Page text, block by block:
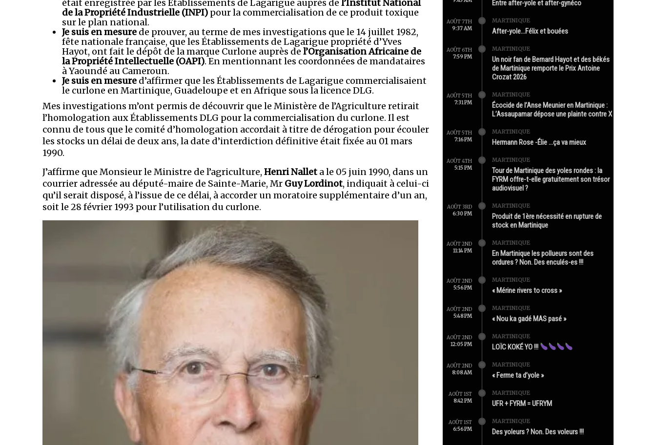
était enregistrée par les Établissements de Lagarigue auprès de l’Institut National
de la Propriété Industrielle (INPI) pour la commercialisation de ce produit toxique
sur le plan national.
Je suis en mesure de prouver, au terme de mes investigations que le 14 juillet 1982,
fête nationale française, que les Établissements de Lagarigue propriété d’Yves
Hayot, ont fait le dépôt de la marque Curlone auprès de l’Organisation Africaine de
la Propriété Intellectuelle (OAPI). En mentionnant les coordonnées de mandataires
à Yaoundé au Cameroun.
Je suis en mesure d’affirmer que les Établissements de Lagarigue commercialisaient
le curlone en Martinique, Guadeloupe et en Afrique sous la licence DLG.
Mes investigations m’ont permis de découvrir que le Ministère de l’Agriculture retirait
l’homologation aux Établissements DLG pour la commercialisation du curlone. Il est
connu de tous que le comité d’homologation accordait à titre de dérogation pour écouler
les stocks un délai de deux ans, la date d’interdiction définitive était fixée au 01 mars
1990.
J’affirme que Monsieur le Ministre de l’agriculture, Henri Nallet a le 05 juin 1990, dans un
courrier adressée au député-maire de Sainte-Marie, Mr Guy Lordinot, indiquait à celui-ci
qu’il serait disposé, à l’issue de ce délai, à accorder un moratoire supplémentaire d’un an,
soit le 28 février 1993 pour l’utilisation du curlone.
Entre after-yole et after-gynéco
AOÛT 7TH
9:37 AM
MARTINIQUE
After-yole…Félix et bouées
AOÛT 6TH
7:59 PM
MARTINIQUE
Un noir fan de Bernard Hayot et des békés
de Martinique remporte le Prix Antoine
Crozat 2026
AOÛT 5TH
7:31 PM
MARTINIQUE
Écocide de l’Anse Meunier en Martinique :
L’Assaupamar dépose une plainte contre X
AOÛT 5TH
7:16 PM
MARTINIQUE
Hermann Rose -Élie …ça va mieux
AOÛT 4TH
5:15 PM
MARTINIQUE
Tour de Martinique des yoles rondes : la
FYRM offre-t-elle gratuitement son trésor
audiovisuel ?
AOÛT 3RD
6:30 PM
MARTINIQUE
Produit de 1ère nécessité en rupture de
stock en Martinique
AOÛT 2ND
11:14 PM
MARTINIQUE
En Martinique les pollueurs sont des
ordures ? Non. Des enculés-es !!!
AOÛT 2ND
5:56 PM
MARTINIQUE
« Mérine rivers to cross »
AOÛT 2ND
5:48 PM
MARTINIQUE
« Nou ka gadé MAS pasé »
AOÛT 2ND
12:05 PM
MARTINIQUE
LOÏC KOKÉ YO !!!
AOÛT 2ND
8:08 AM
MARTINIQUE
« Ferme ta d’yole »
AOÛT 1ST
8:42 PM
MARTINIQUE
UFR + FYRM = UFRYM
AOÛT 1ST
6:56 PM
MARTINIQUE
Des yoleurs ? Non. Des voleurs !!!